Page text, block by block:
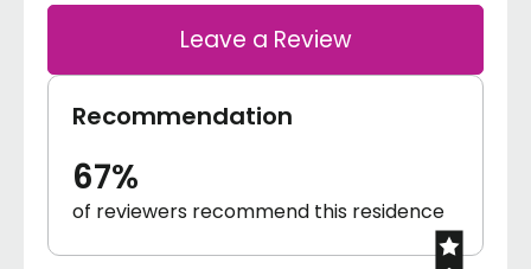
Leave a Review
Recommendation
67%
of reviewers recommend this residence